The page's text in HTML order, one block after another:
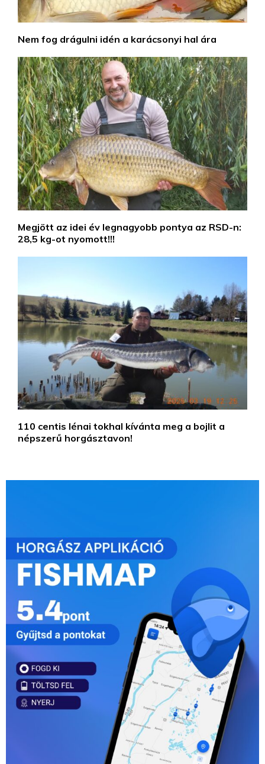
Nem fog drágulni idén a karácsonyi hal ára
Megjött az idei év legnagyobb pontya az RSD-n:
28,5 kg-ot nyomott!!!
110 centis lénai tokhal kívánta meg a bojlit a
népszerű horgásztavon!